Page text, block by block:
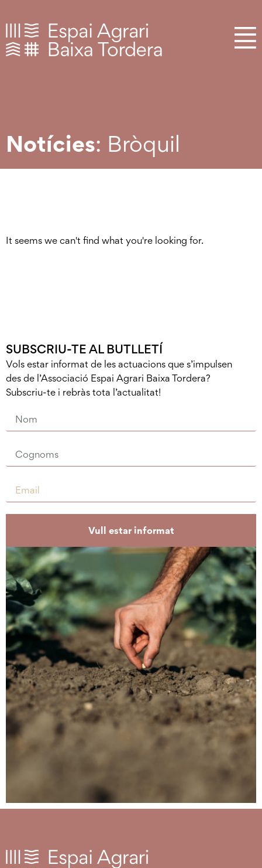
Notícies: Bròquil
It seems we can't find what you're looking for.
SUBSCRIU-TE AL BUTLLETÍ
Vols estar informat de les actuacions que s’impulsen
des de l’Associació Espai Agrari Baixa Tordera?
Subscriu-te i rebràs tota l’actualitat!
Vull estar informat